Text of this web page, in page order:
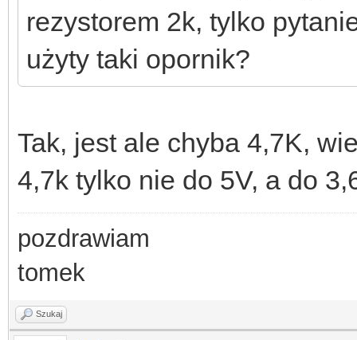
rezystorem 2k, tylko
użyty taki opornik?
Tak, jest ale chyba 4,7K,
4,7k tylko nie do 5V, a do
pozdrawiam
tomek
Szukaj